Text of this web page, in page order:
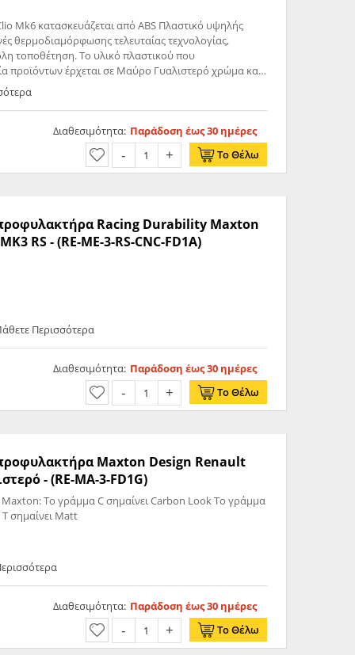
Mk6 κατασκευάζεται από ABS Πλαστικό υψηλής
θερμοδιαμόρφωσης τελευταίας τεχνολογίας,
τοποθέτηση. Το υλικό πλαστικού που
προϊόντων έρχεται σε Μαύρο Γυαλιστερό χρώμα και
από προστατευτική μεμβράνη όπου αφαιρείται
Διαθεσιμότητα: Παράδοση έως 30 ημέρες
Το Θέλω
Racing Durability Maxton
RS - (RE-ME-3-RS-CNC-FD1A)
Περισσότερα
Διαθεσιμότητα: Παράδοση έως 30 ημέρες
Το Θέλω
Maxton Design Renault
- (RE-MA-3-FD1G)
Maxton: Το γράμμα C σημαίνει Carbon Look Το γράμμα
σημαίνει Matt
Διαθεσιμότητα: Παράδοση έως 30 ημέρες
Το Θέλω